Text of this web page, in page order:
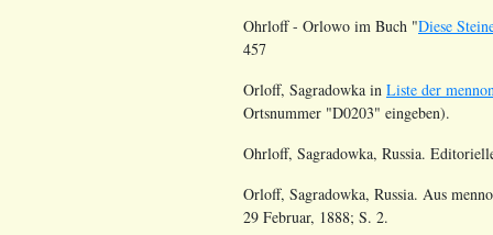
Ohrloff - Orlowo im Buch "Diese
457
Orloff, Sagradowka in Liste der
Ortsnummer "D0203" eingeben).
Ohrloff, Sagradowka, Russia.
Orloff, Sagradowka, Russia. Aus
29 Februar, 1888; S. 2.